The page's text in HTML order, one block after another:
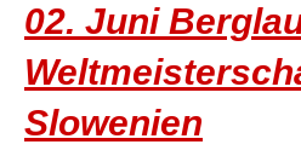
02. Juni
Slowenien